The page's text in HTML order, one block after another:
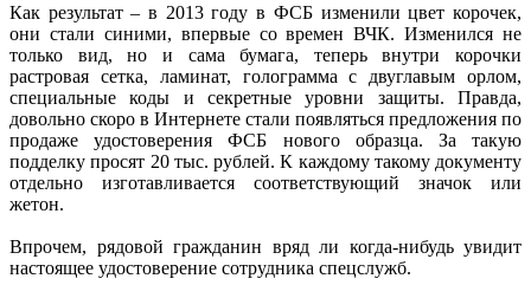
Как результат – в 2013 году в ФСБ изменили цвет корочек,
они стали синими, впервые со времен ВЧК. Изменился не
только вид, но и сама бумага, теперь внутри корочки
растровая сетка, ламинат, голограмма с двуглавым орлом,
специальные коды и секретные уровни защиты. Правда,
довольно скоро в Интернете стали появляться предложения по
продаже удостоверения ФСБ нового образца. За такую
подделку просят 20 тыс. рублей. К каждому такому документу
отдельно изготавливается соответствующий значок или
жетон.
Впрочем, рядовой гражданин вряд ли когда-нибудь увидит
настоящее удостоверение сотрудника спецслужб.